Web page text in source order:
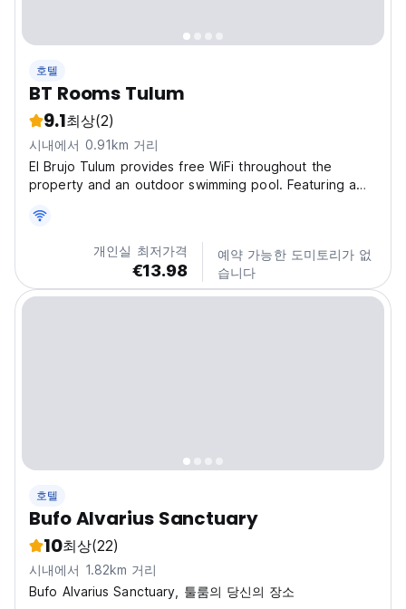
호텔
BT Rooms Tulum
9.1최상(2)
시내에서 0.91km 거리
El Brujo Tulum provides free WiFi throughout the
property and an outdoor swimming pool. Featuring a
such as Tulum Bus station. Certain units at the property
include a balcony with a pool view. Tulum
Archeological...개인실 최저가격
€13.98
예약 가능한 도미토리가 없
습니다
호텔
Bufo Alvarius Sanctuary
10최상(22)
시내에서 1.82km 거리
Bufo Alvarius Sanctuary, 툴룸의 당신의 장소